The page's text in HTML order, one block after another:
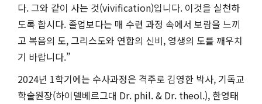
다. 그와 같이 사는 것(vivification)입니다. 이것을 실천하
도록 합시다. 졸업보다는 매 수련 과정 속에서 보람을 느끼
고 복음의 도, 그리스도와 연합의 신비, 영생의 도를 깨우치
기 바랍니다.”
2024년 1학기에는 수사과정은 격주로 김영한 박사, 기독교
학술원장(하이델베르그대 Dr. phil. & Dr. theol.), 한영태